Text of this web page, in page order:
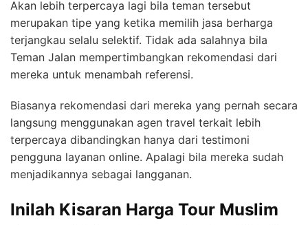
Akan lebih terpercaya lagi bila teman tersebut
merupakan tipe yang ketika memilih jasa berharga
terjangkau selalu selektif. Tidak ada salahnya bila
Teman Jalan mempertimbangkan rekomendasi dari
mereka untuk menambah referensi.
Biasanya rekomendasi dari mereka yang pernah secara
langsung menggunakan agen travel terkait lebih
terpercaya dibandingkan hanya dari testimoni
pengguna layanan online. Apalagi bila mereka sudah
menjadikannya sebagai langganan.
Inilah Kisaran Harga Tour Muslim